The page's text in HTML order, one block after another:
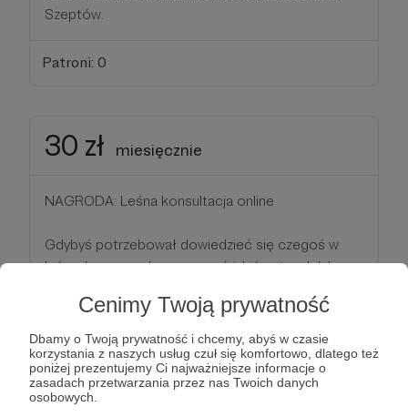
Cenimy Twoją prywatność
Dbamy o Twoją prywatność i chcemy, abyś w czasie
korzystania z naszych usług czuł się komfortowo, dlatego też
poniżej prezentujemy Ci najważniejsze informacje o
zasadach przetwarzania przez nas Twoich danych
osobowych.
Szeptów.
Patroni: 0
30 zł miesięcznie
NAGRODA: Leśna konsultacja online
Gdybyś potrzebował dowiedzieć się czegoś w
leśnych sprawach, rozpoznać jakiś gatunek lub
Twojej okolicy, porady, konsultacji, zapytać - będę
do Twojej dyspozycji. Śmiało pisz wiadomość na
messengerze. Z bonusu możesz skorzystać co
miesiąc., tak długo jak aktywna będzie Twoja
donacja.